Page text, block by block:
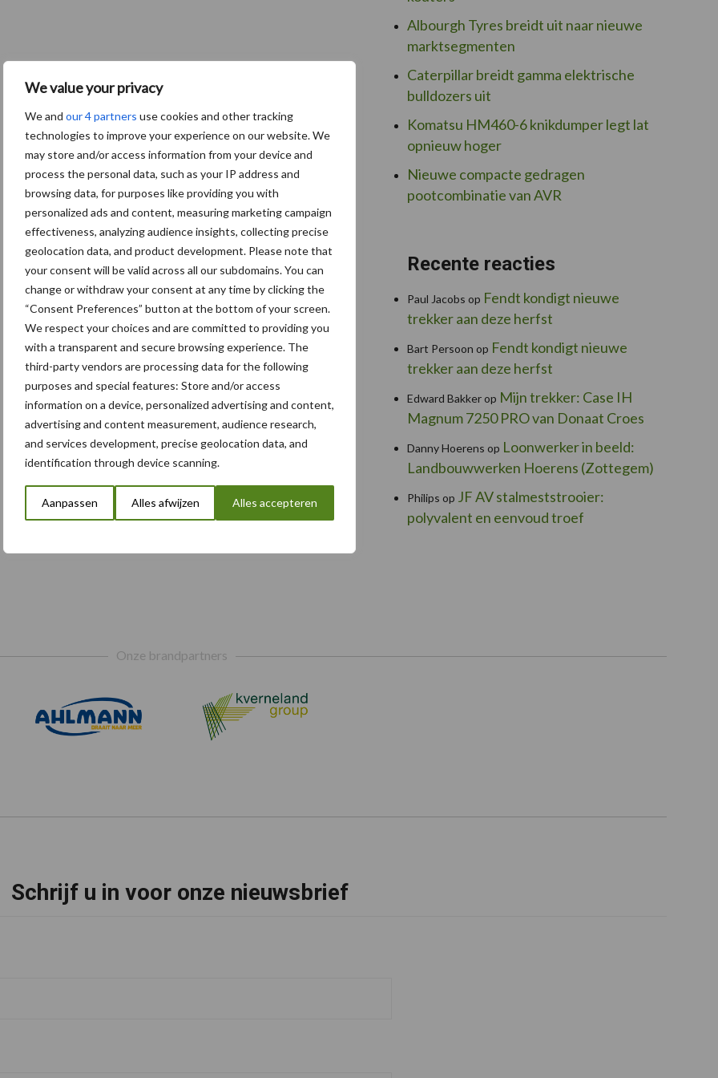
We value your privacy
We and our 4 partners use cookies and other tracking
technologies to improve your experience on our website. We
may store and/or access information from your device and
process the personal data, such as your IP address and
browsing data, for purposes like providing you with
personalized ads and content, measuring marketing campaign
effectiveness, analyzing audience insights, collecting precise
geolocation data, and product development. Please note that
your consent will be valid across all our subdomains. You can
change or withdraw your consent at any time by clicking the
“Consent Preferences” button at the bottom of your screen.
We respect your choices and are committed to providing you
with a transparent and secure browsing experience. The
third-party vendors are processing data for the following
purposes and special features: Store and/or access
information on a device, personalized advertising and content,
advertising and content measurement, audience research,
and services development, precise geolocation data, and
identification through device scanning.
Aanpassen Alles afwijzen Alles accepteren
Albourgh Tyres breidt uit naar nieuwe
marktsegmenten
Caterpillar breidt gamma elektrische
bulldozers uit
Komatsu HM460-6 knikdumper legt lat
opnieuw hoger
Nieuwe compacte gedragen
pootcombinatie van AVR
Recente reacties
Paul Jacobs op Fendt kondigt nieuwe
trekker aan deze herfst
Bart Persoon op Fendt kondigt nieuwe
trekker aan deze herfst
Edward Bakkerop Mijn trekker: Case IH
Magnum 7250 PRO van Donaat Croes
Danny Hoerens op Loonwerker in beeld:
Landbouwwerken Hoerens (Zottegem)
Philips op JF AV stalmeststrooier:
polyvalent en eenvoud troef
Onze brandpartners
Schrijf u in voor onze nieuwsbrief